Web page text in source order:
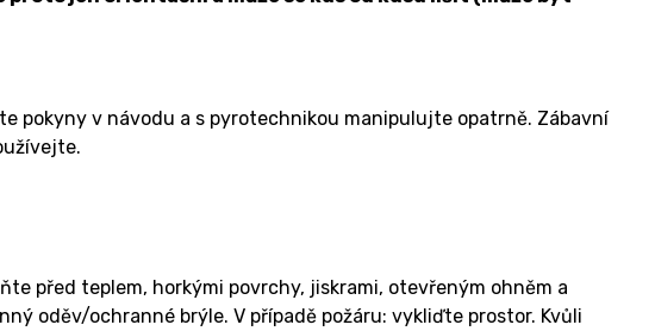
pokyny v návodu a s pyrotechnikou manipulujte opatrně. Zábavní
před teplem, horkými povrchy, jiskrami, otevřeným ohněm a
oděv/ochranné brýle. V případě požáru: vykliďte prostor. Kvůli